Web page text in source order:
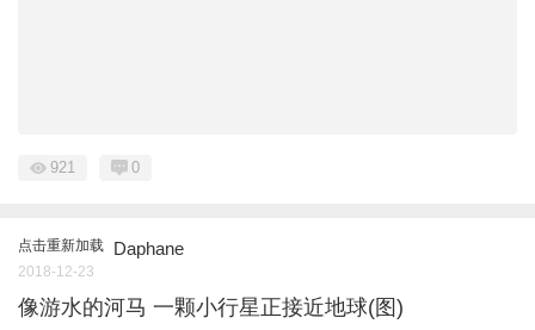
921 0
点击重新加载 Daphane
2018-12-23
像游水的河马 一颗小行星正接近地球(图)